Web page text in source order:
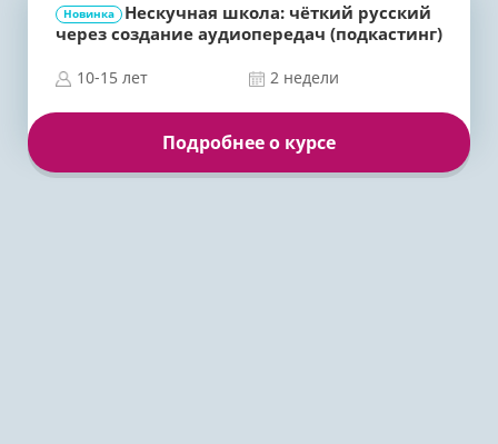
Новинка
Нескучная школа: чёткий русский
через создание аудиопередач (подкастинг)
10-15 лет 2 недели
Подробнее о курсе